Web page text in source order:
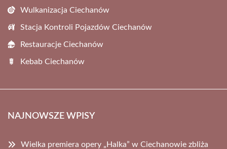
Wulkanizacja Ciechanów
Stacja Kontroli Pojazdów Ciechanów
Restauracje Ciechanów
Kebab Ciechanów
NAJNOWSZE WPISY
Wielka premiera opery „Halka” w Ciechanowie zbliża